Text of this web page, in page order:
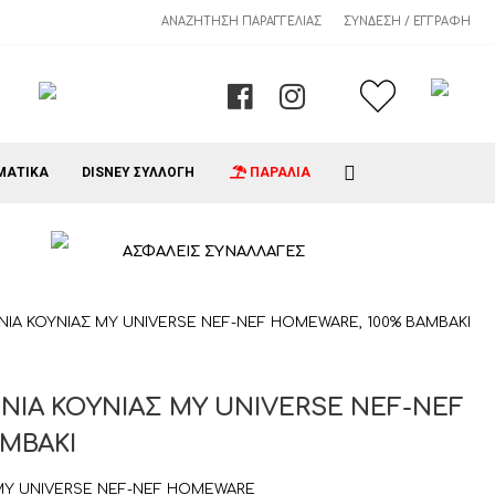
ΑΝΑΖΉΤΗΣΗ ΠΑΡΑΓΓΕΛΊΑΣ ΣΎΝΔΕΣΗ / ΕΓΓΡΑΦΉ
DISNEY ΣΥΛΛΟΓΗ ΠΑΡΑΛΙΑ
ΑΣΦΑΛΕΙΣ ΣΥΝΑΛΛΑΓΕΣ
ΚΟΥΝΙΑΣ MY UNIVERSE NEF-NEF HOMEWARE, 100% ΒΑΜΒΑΚΙ
ΚΟΥΝΙΑΣ MY UNIVERSE NEF-NEF
NEF-NEF HOMEWARE
€13,65.